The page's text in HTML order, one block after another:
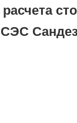
СЭС